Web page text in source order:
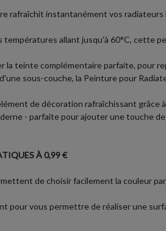
rafraîchit instantanément vos
allant jusqu'à 60°C, cette
teinte complémentaire parfaite, pour
sous-couche, la Peinture pour
de décoration rafraîchissant
- parfaite pour ajouter une touche
À 0,99 €
de choisir facilement la couleur
vous permettre de réaliser une